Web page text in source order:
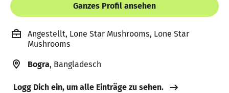
Ganzes Profil ansehen
Angestellt, Lone Star Mushrooms, Lone Star
Mushrooms
Bogra, Bangladesch
Logg Dich ein, um alle Einträge zu sehen.